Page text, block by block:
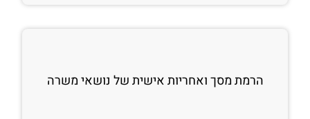
הרמת מסך ואחריות אישית של נושאי משרה